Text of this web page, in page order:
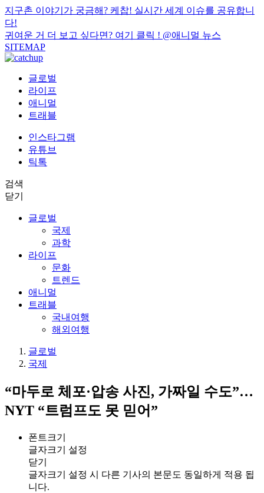
지구촌 이야기가 궁금해? 케찹! 실시간 세계 이슈를 공유합니
다!
귀여운 거 더 보고 싶다면? 여기 클릭 ! @애니멀 뉴스
SITEMAP
글로벌
라이프
애니멀
트래블
인스타그램
유튜브
틱톡
검색
닫기
글로벌
국제
과학
라이프
문화
트렌드
애니멀
트래블
국내여행
해외여행
글로벌
국제
“마두로 체포·압송 사진, 가짜일 수도”…
NYT “트럼프도 못 믿어”
폰트크기
글자크기 설정
닫기
글자크기 설정 시 다른 기사의 본문도 동일하게 적용 됩
니다.